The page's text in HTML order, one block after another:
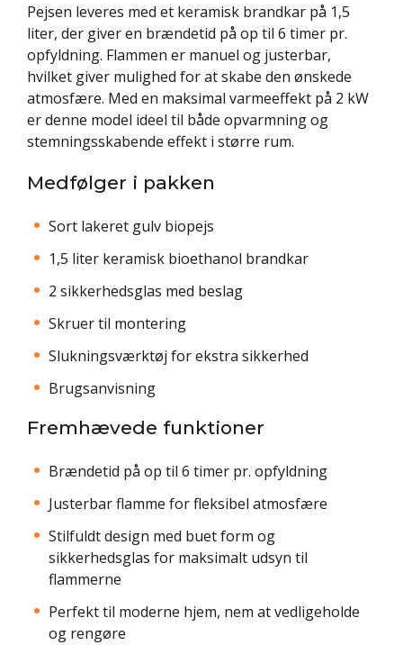
Pejsen leveres med et keramisk brandkar på 1,5
liter, der giver en brændetid på op til 6 timer pr.
opfyldning. Flammen er manuel og justerbar,
hvilket giver mulighed for at skabe den ønskede
atmosfære. Med en maksimal varmeeffekt på 2 kW
er denne model ideel til både opvarmning og
stemningsskabende effekt i større rum.
Medfølger i pakken
Sort lakeret gulv biopejs
1,5 liter keramisk bioethanol brandkar
2 sikkerhedsglas med beslag
Skruer til montering
Slukningsværktøj for ekstra sikkerhed
Brugsanvisning
Fremhævede funktioner
Brændetid på op til 6 timer pr. opfyldning
Justerbar flamme for fleksibel atmosfære
Stilfuldt design med buet form og
sikkerhedsglas for maksimalt udsyn til
flammerne
Perfekt til moderne hjem, nem at vedligeholde
og rengøre